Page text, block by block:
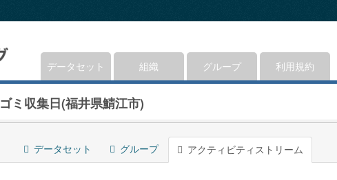
データセット 組織 グループ 利用規約
ゴミ収集日(福井県鯖江市)
データセット グループ アクティビティストリーム